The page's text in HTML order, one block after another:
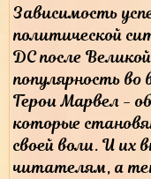
Зависимость
политической
ДС после
популярность
Герои Марвел -
которые
своей воли. И их
читателям, а